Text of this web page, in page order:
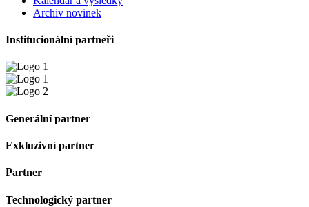
Archiv novinek
Institucionální partneři
Generální partner
Exkluzivní partner
Partner
Technologický partner